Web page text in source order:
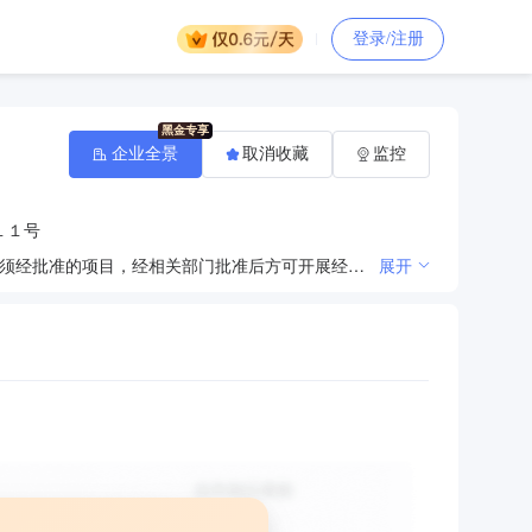
登录/注册
１号
综合性职业介绍、劳务输出、劳务派遣、物业管理、信息配载、运输装卸、物流配送、劳务外包。（依法须经批准的项目，经相关部门批准后方可开展经营活动）
展开
企业全景 取消收藏 监控